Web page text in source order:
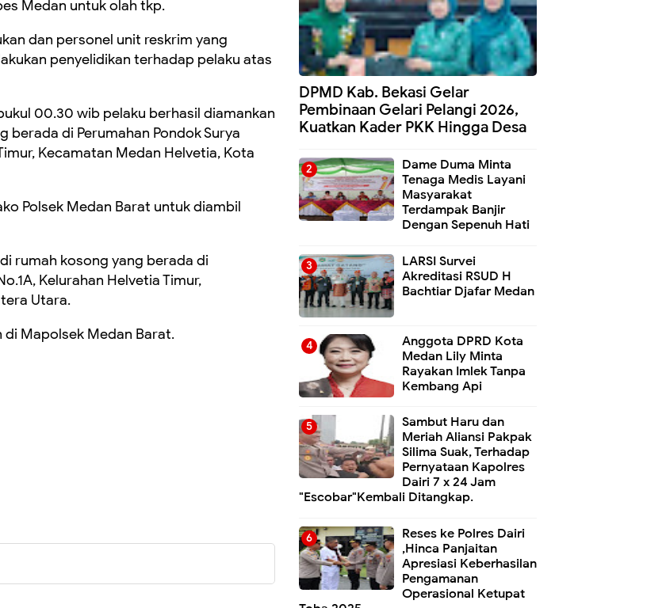
Medan untuk olah tkp.
dan personel unit reskrim yang
penyelidikan terhadap pelaku atas
00.30 wib pelaku berhasil diamankan
di Perumahan Pondok Surya
Kecamatan Medan Helvetia, Kota
Polsek Medan Barat untuk diambil
rumah kosong yang berada di
Kelurahan Helvetia Timur,
Utara.
di Mapolsek Medan Barat.
DPMD Kab. Bekasi Gelar
Pembinaan Gelari Pelangi 2026,
Kuatkan Kader PKK Hingga Desa
Dame Duma Minta
Tenaga Medis Layani
Masyarakat
Terdampak Banjir
Dengan Sepenuh Hati
LARSI Survei
Akreditasi RSUD H
Bachtiar Djafar Medan
Anggota DPRD Kota
Medan Lily Minta
Rayakan Imlek Tanpa
Kembang Api
Sambut Haru dan
Meriah Aliansi Pakpak
Silima Suak, Terhadap
Pernyataan Kapolres
Dairi 7 x 24 Jam
"Escobar"Kembali Ditangkap.
Reses ke Polres Dairi
,Hinca Panjaitan
Apresiasi Keberhasilan
Pengamanan
Operasional Ketupat